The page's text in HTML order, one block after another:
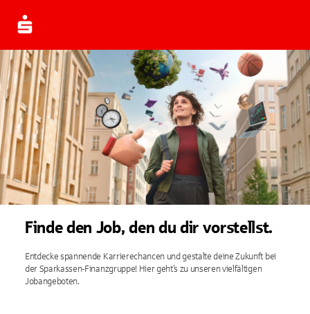
Finde den Job, den du dir vorstellst.
Entdecke spannende Karrierechancen und gestalte deine Zukunft bei
der Sparkassen-Finanzgruppe! Hier geht’s zu unseren vielfältigen
Jobangeboten.